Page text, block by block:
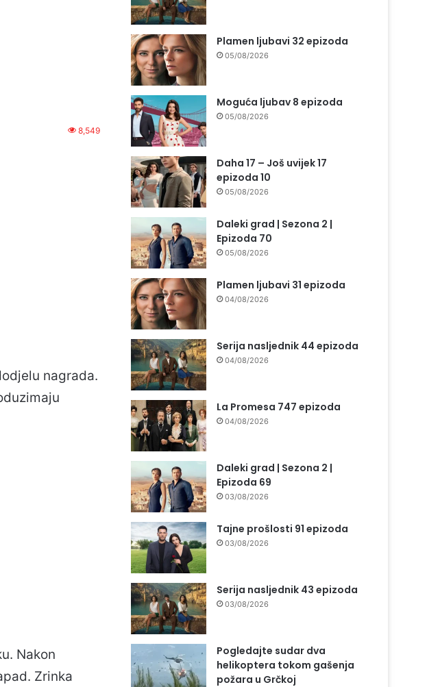
8,549
nagrada.
Nakon
Zrinka
Plamen ljubavi 32 epizoda
05/08/2026
Moguća ljubav 8 epizoda
05/08/2026
Daha 17 – Još uvijek 17
epizoda 10
05/08/2026
Daleki grad | Sezona 2 |
Epizoda 70
05/08/2026
Plamen ljubavi 31 epizoda
04/08/2026
Serija nasljednik 44 epizoda
04/08/2026
La Promesa 747 epizoda
04/08/2026
Daleki grad | Sezona 2 |
Epizoda 69
03/08/2026
Tajne prošlosti 91 epizoda
03/08/2026
Serija nasljednik 43 epizoda
03/08/2026
Pogledajte sudar dva
helikoptera tokom gašenja
požara u Grčkoj